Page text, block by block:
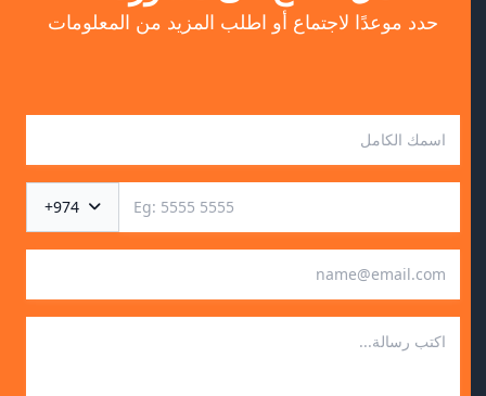
حدد موعدًا لاجتماع أو اطلب المزيد من المعلومات
+974